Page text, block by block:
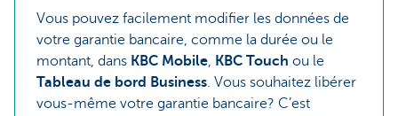
Vous pouvez facilement modifier les données de
votre garantie bancaire, comme la durée ou le
montant, dans KBC Mobile, KBC Touch ou le
Tableau de bord Business. Vous souhaitez libérer
vous-même votre garantie bancaire? C’est